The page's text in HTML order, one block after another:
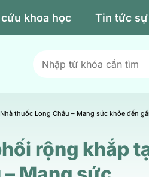
khoa học Tin tức
thuốc Long Châu – Mang sức khỏe đến
rộng khắp